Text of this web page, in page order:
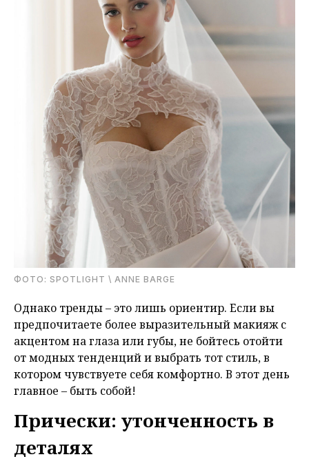
ФОТО: SPOTLIGHT \ ANNE BARGE
Однако тренды – это лишь ориентир. Если вы
предпочитаете более выразительный макияж с
акцентом на глаза или губы, не бойтесь отойти
от модных тенденций и выбрать тот стиль, в
котором чувствуете себя комфортно. В этот день
главное – быть собой!
Прически: утонченность в
деталях